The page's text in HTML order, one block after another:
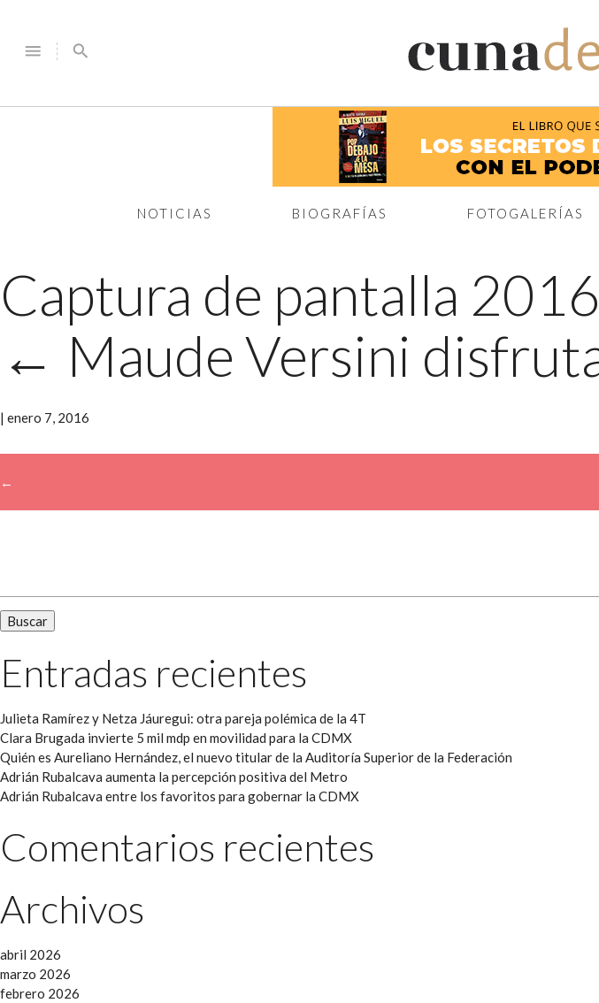
menu search
NOTICIAS BIOGRAFÍAS FOTOGALERÍAS
Captura de pantalla
← Maude Versini
| enero 7, 2016
←
Entradas recientes
Julieta Ramírez y Netza Jáuregui: otra pareja polémica de la 4T
Clara Brugada invierte 5 mil mdp en movilidad para la CDMX
Quién es Aureliano Hernández, el nuevo titular de la Auditoría Superior de la Federación
Adrián Rubalcava aumenta la percepción positiva del Metro
Adrián Rubalcava entre los favoritos para gobernar la CDMX
Comentarios recientes
Archivos
abril 2026
marzo 2026
febrero 2026